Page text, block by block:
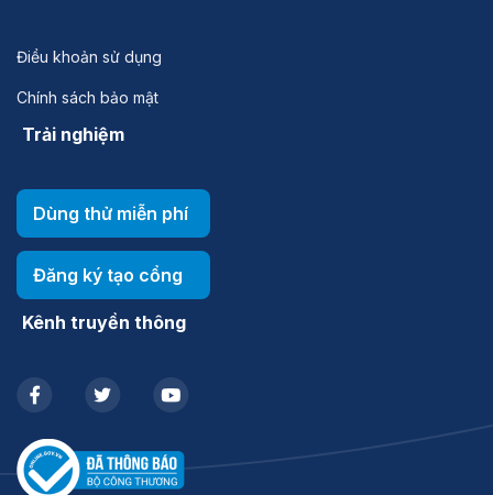
Điều khoản sử dụng
Chính sách bảo mật
Trải nghiệm
Dùng thử miễn phí
Đăng ký tạo cổng
Kênh truyền thông